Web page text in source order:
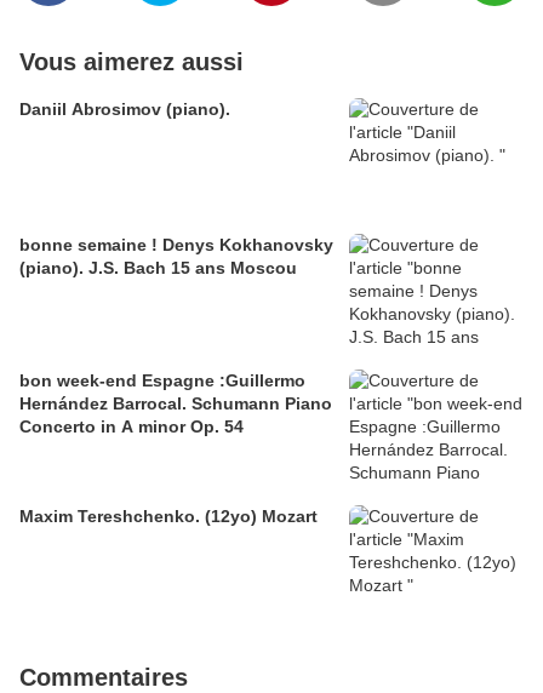
Vous aimerez aussi
Daniil Abrosimov (piano).
bonne semaine ! Denys Kokhanovsky
(piano). J.S. Bach 15 ans Moscou
bon week-end Espagne :Guillermo
Hernández Barrocal. Schumann Piano
Concerto in A minor Op. 54
Maxim Tereshchenko. (12yo) Mozart
Commentaires